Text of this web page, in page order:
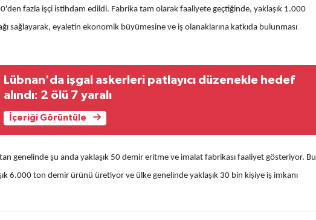
fazla işçi istihdam edildi. Fabrika tam olarak faaliyete geçtiğinde, yaklaşık 1.000
sağlayarak, eyaletin ekonomik büyümesine ve iş olanaklarına katkıda bulunması
Lübnan'da işgal askerleri patlayıcı düzenekle hedef
alındı: 2 ölü 7 yaralı
İçeriği Görüntüle
genelinde şu anda yaklaşık 50 demir eritme ve imalat fabrikası faaliyet gösteriyor. Bu
6.000 ton demir ürünü üretiyor ve ülke genelinde yaklaşık 30 bin kişiye iş imkanı